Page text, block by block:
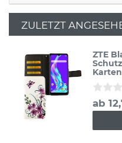
ZULETZT
ZTE
ab